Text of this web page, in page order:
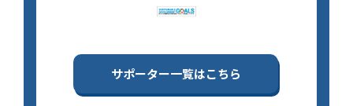
サポーター一覧はこちら